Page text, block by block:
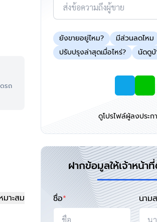
รถ
มาะสม
ส่งข้อความถึงผู้ขาย
ยังขายอยู่ไหม? มีส่วนลดไหม
ปรับปรุงล่าสุดเมื่อไหร่?
นัดดูบ้
ดูโปรไฟล์ผู้ลงประก
ฝากข้อมูลให้เจ้าหน้
ชื่อ* นาม